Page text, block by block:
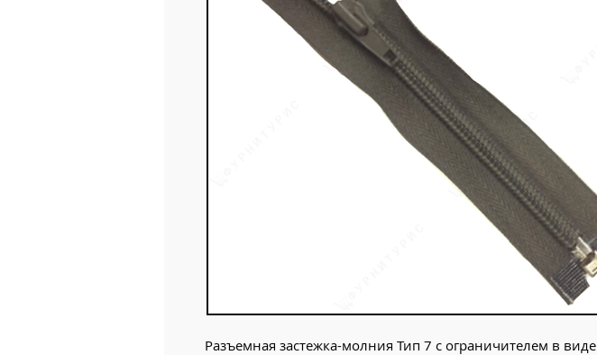
Разъемная застежка-молния Тип 7 с ограничителем в виде